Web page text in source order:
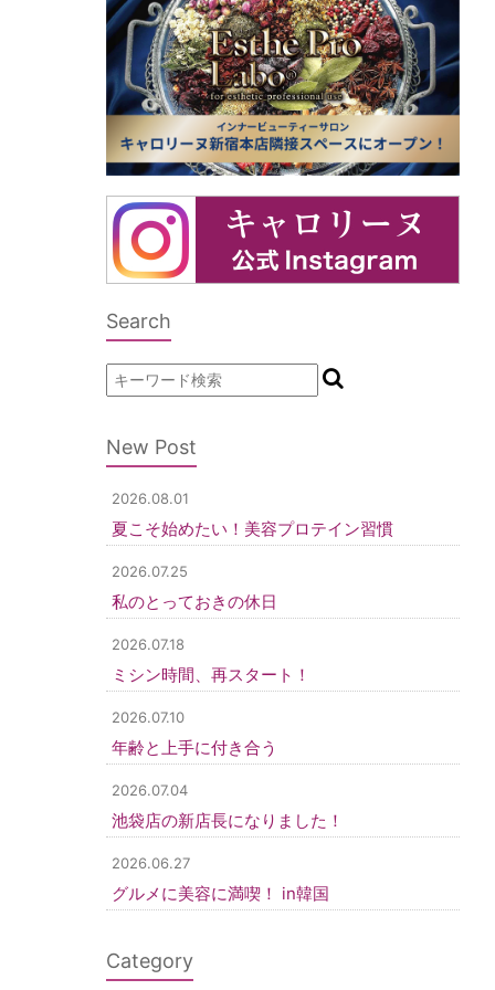
Search
New Post
2026.08.01
夏こそ始めたい！美容プロテイン習慣
2026.07.25
私のとっておきの休日
2026.07.18
ミシン時間、再スタート！
2026.07.10
年齢と上手に付き合う
2026.07.04
池袋店の新店長になりました！
2026.06.27
グルメに美容に満喫！ in韓国
Category